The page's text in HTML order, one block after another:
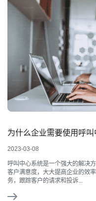
为什么企业需要使用呼叫
2023-03-08
呼叫中心系统是一个强大的解决
客户满意度，大大提高企业的效
务，跟踪客户的请求和投诉...